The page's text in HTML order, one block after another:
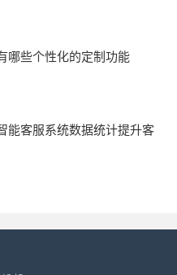
哪些个性化的定制功能
能客服系统数据统计提升客